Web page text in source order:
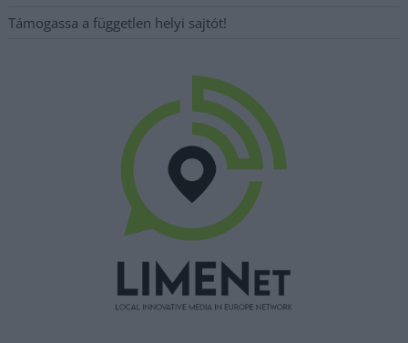
Támogassa a független helyi sajtót!